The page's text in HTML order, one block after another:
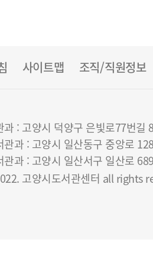
사이트맵 조직/직원정보
과 : 고양시 덕양구 은빛로77번길
관과 : 고양시 일산동구 중앙로
관과 : 고양시 일산서구 일산로
고양시도서관센터 all rights